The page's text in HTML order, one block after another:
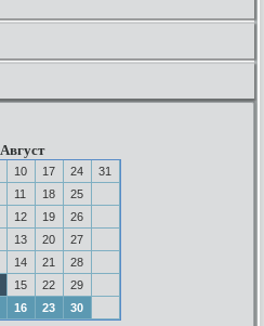
Август
10 17 24
31
11 18
25
12 19
26
13 20
27
14 21
28
15 22
29
16 23 30